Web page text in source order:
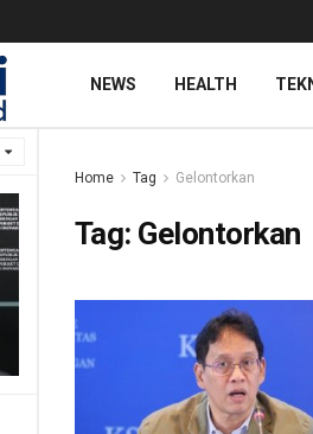
NEWS HEALTH
Home Tag Gelontorkan
Tag: Gelontorkan